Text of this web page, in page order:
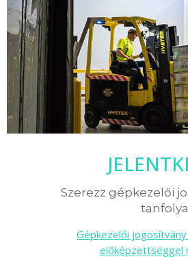
Szerezz gépkezelői
Gépkezelői
előképzettséggel